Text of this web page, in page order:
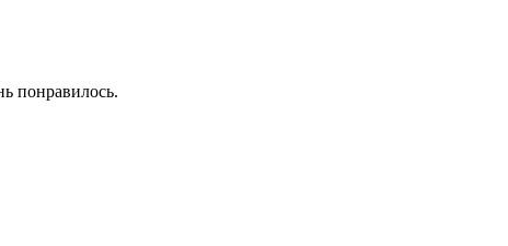
понравилось.